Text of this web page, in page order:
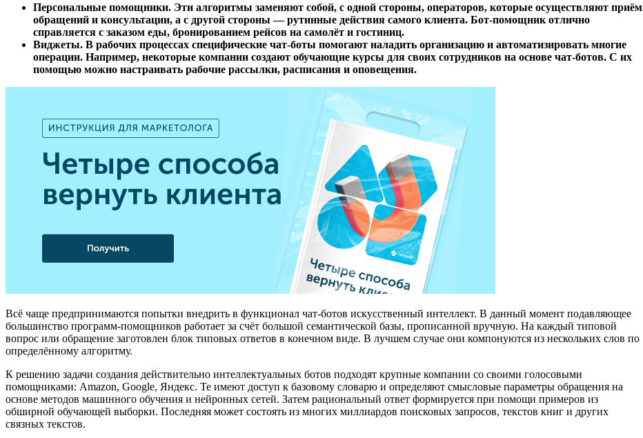
Персональные помощники. Эти алгоритмы заменяют собой, с одной стороны, операторов, которые осуществляют приём
обращений и консультации, а с другой стороны — рутинные действия самого клиента. Бот-помощник отлично
справляется с заказом еды, бронированием рейсов на самолёт и гостиниц.
Виджеты. В рабочих процессах специфические чат-боты помогают наладить организацию и автоматизировать многие
операции. Например, некоторые компании создают обучающие курсы для своих сотрудников на основе чат-ботов. С их
помощью можно настраивать рабочие рассылки, расписания и оповещения.
Всё чаще предпринимаются попытки внедрить в функционал чат-ботов искусственный интеллект. В данный момент подавляющее
большинство программ-помощников работает за счёт большой семантической базы, прописанной вручную. На каждый типовой
вопрос или обращение заготовлен блок типовых ответов в конечном виде. В лучшем случае они компонуются из нескольких слов по
определённому алгоритму.
К решению задачи создания действительно интеллектуальных ботов подходят крупные компании со своими голосовыми
помощниками: Amazon, Google, Яндекс. Те имеют доступ к базовому словарю и определяют смысловые параметры обращения на
основе методов машинного обучения и нейронных сетей. Затем рациональный ответ формируется при помощи примеров из
обширной обучающей выборки. Последняя может состоять из многих миллиардов поисковых запросов, текстов книг и других
связных текстов.